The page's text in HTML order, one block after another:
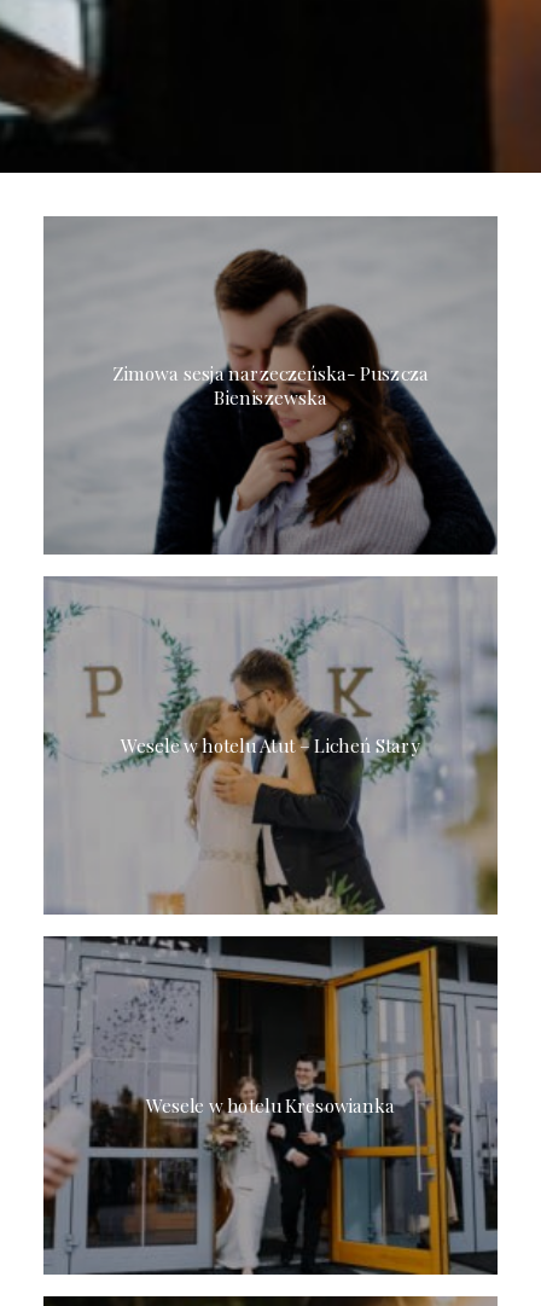
Zimowa sesja narzeczeńska- Puszcza
Bieniszewska
Wesele w hotelu Atut – Licheń Stary
Wesele w hotelu Kresowianka